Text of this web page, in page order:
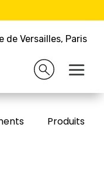
de Versailles, Paris
de Versailles, Paris
Produits/